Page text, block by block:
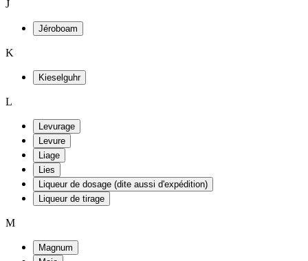
J
Jéroboam
K
Kieselguhr
L
Levurage
Levure
Liage
Lies
Liqueur de dosage (dite aussi d'expédition)
Liqueur de tirage
M
Magnum